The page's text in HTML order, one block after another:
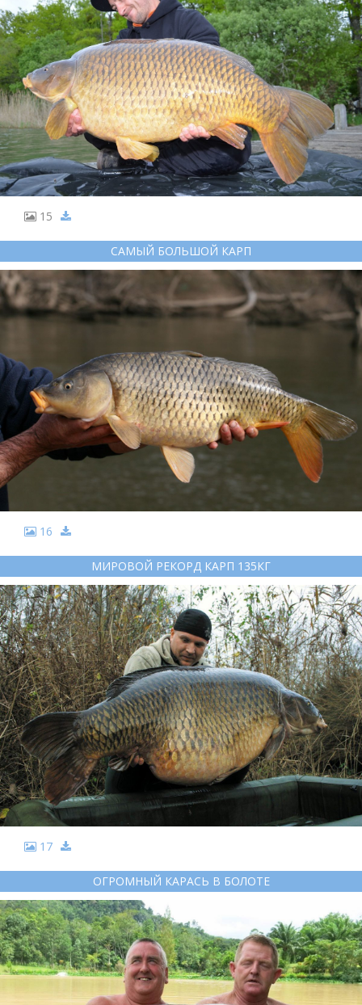
15
САМЫЙ БОЛЬШОЙ КАРП
16
МИРОВОЙ РЕКОРД КАРП 135КГ
17
ОГРОМНЫЙ КАРАСЬ В БОЛОТЕ